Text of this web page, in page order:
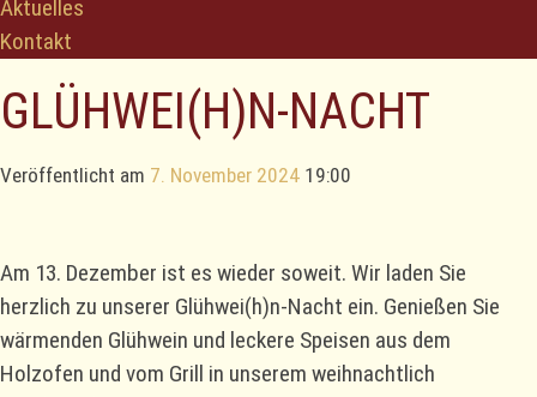
Aktuelles
Kontakt
GLÜHWEI(H)N-NACHT
Veröffentlicht am 7. November 2024 19:00
Am 13. Dezember ist es wieder soweit. Wir laden Sie
herzlich zu unserer Glühwei(h)n-Nacht ein. Genießen Sie
wärmenden Glühwein und leckere Speisen aus dem
Holzofen und vom Grill in unserem weihnachtlich